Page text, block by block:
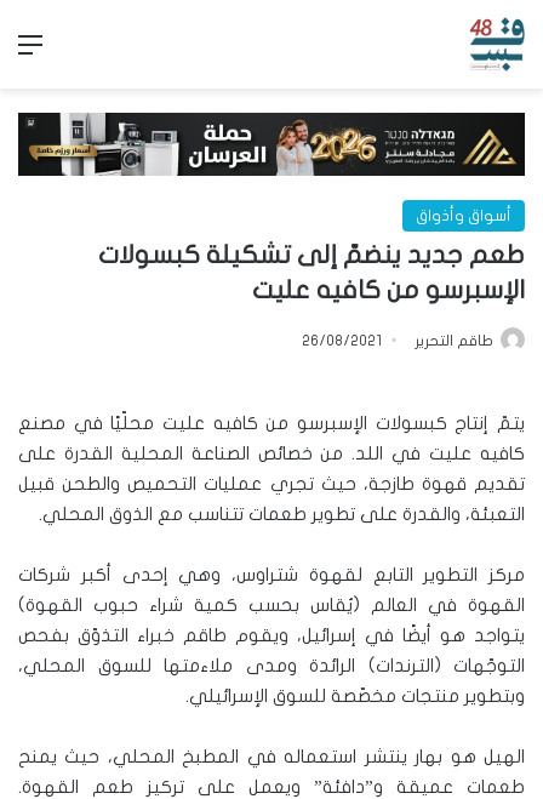
أسواق وأذواق
طعم جديد ينضمّ إلى تشكيلة كبسولات
الإسبرسو من كافيه عليت
طاقم التحرير 26/08/2021
يتمّ إنتاج كبسولات الإسبرسو من كافيه عليت محلّيًا في مصنع
كافيه عليت في اللد. من خصائص الصناعة المحلية القدرة على
تقديم قهوة طازجة، حيث تجري عمليات التحميص والطحن قبيل
التعبئة، والقدرة على تطوير طعمات تتناسب مع الذوق المحلي.
مركز التطوير التابع لقهوة شتراوس، وهي إحدى أكبر شركات
القهوة في العالم (يُقاس بحسب كمية شراء حبوب القهوة)
يتواجد هو أيضًا في إسرائيل، ويقوم طاقم خبراء التذوّق بفحص
التوجّهات (الترندات) الرائدة ومدى ملاءمتها للسوق المحلي،
وبتطوير منتجات مخصّصة للسوق الإسرائيلي.
الهيل هو بهار ينتشر استعماله في المطبخ المحلي، حيث يمنح
طعمات عميقة و”دافئة” ويعمل على تركيز طعم القهوة.